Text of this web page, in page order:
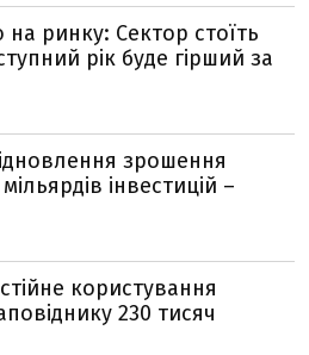
на ринку: Сектор стоїть
рік буде гірший за
зрошення
інвестицій –
користування
230 тисяч